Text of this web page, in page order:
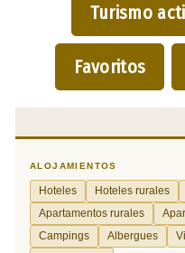
Turismo
Favoritos